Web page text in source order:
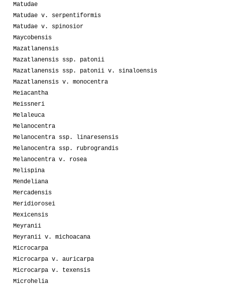
Matudae
Matudae v. serpentiformis
Matudae v. spinosior
Maycobensis
Mazatlanensis
Mazatlanensis ssp. patonii
Mazatlanensis ssp. patonii v. sinaloensis
Mazatlanensis v. monocentra
Meiacantha
Meissneri
Melaleuca
Melanocentra
Melanocentra ssp. linaresensis
Melanocentra ssp. rubrograndis
Melanocentra v. rosea
Melispina
Mendeliana
Mercadensis
Meridiorosei
Mexicensis
Meyranii
Meyranii v. michoacana
Microcarpa
Microcarpa v. auricarpa
Microcarpa v. texensis
Microhelia